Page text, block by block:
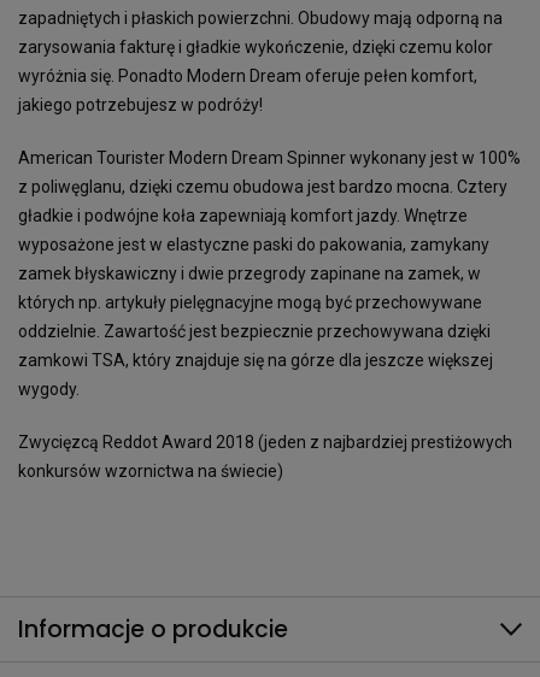
zapadniętych i płaskich powierzchni. Obudowy mają odporną na
zarysowania fakturę i gładkie wykończenie, dzięki czemu kolor
wyróżnia się. Ponadto Modern Dream oferuje pełen komfort,
jakiego potrzebujesz w podróży!
American Tourister Modern Dream Spinner wykonany jest w 100%
z poliwęglanu, dzięki czemu obudowa jest bardzo mocna. Cztery
gładkie i podwójne koła zapewniają komfort jazdy. Wnętrze
wyposażone jest w elastyczne paski do pakowania, zamykany
zamek błyskawiczny i dwie przegrody zapinane na zamek, w
których np. artykuły pielęgnacyjne mogą być przechowywane
oddzielnie. Zawartość jest bezpiecznie przechowywana dzięki
zamkowi TSA, który znajduje się na górze dla jeszcze większej
wygody.
Zwycięzcą Reddot Award 2018 (jeden z najbardziej prestiżowych
konkursów wzornictwa na świecie)
Informacje o produkcie